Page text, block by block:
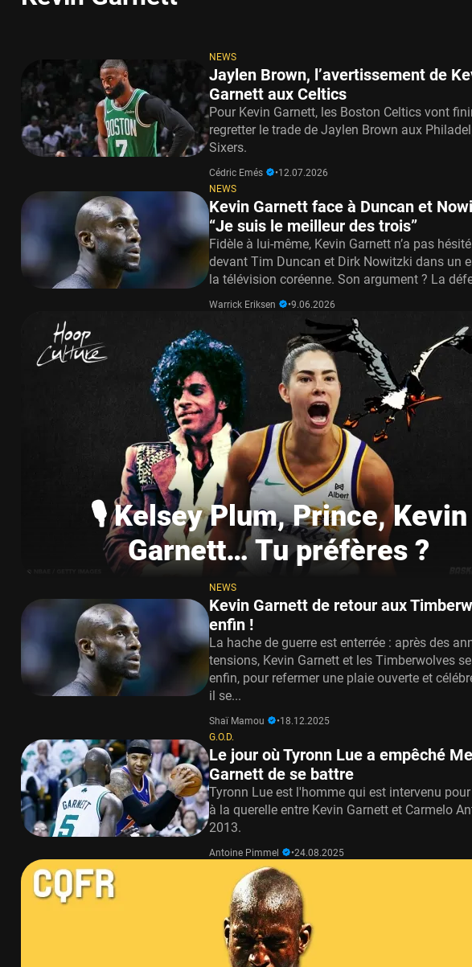
NEWS
Jaylen Brown, l’avertissement de
Garnett aux Celtics
Pour Kevin Garnett, les Boston Celtics vont
regretter le trade de Jaylen Brown aux
Sixers.
Cédric Emés •12.07.2026
NEWS
Kevin Garnett face à Duncan et
“Je suis le meilleur des trois”
Fidèle à lui-même, Kevin Garnett n’a pas
devant Tim Duncan et Dirk Nowitzki dans un
la télévision coréenne. Son argument ? La
Warrick Eriksen •9.06.2026
🎙️ Kelsey Plum, Prince, Kevin
Garnett… Tu préfères ?
NEWS
Kevin Garnett de retour aux
enfin !
La hache de guerre est enterrée : après des
tensions, Kevin Garnett et les Timberwolves
enfin, pour refermer une plaie ouverte et
il se...
Shaï Mamou •18.12.2025
G.O.D.
Le jour où Tyronn Lue a empêché
Garnett de se battre
Tyronn Lue est l'homme qui est intervenu
à la querelle entre Kevin Garnett et Carmelo
2013.
Antoine Pimmel •24.08.2025